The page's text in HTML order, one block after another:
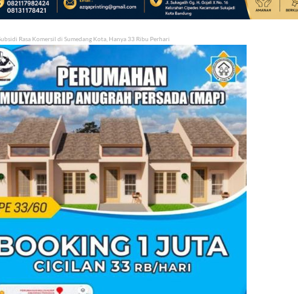
Rasa Komersil di Sumedang Kota, Hanya 33 Ribu Perhari